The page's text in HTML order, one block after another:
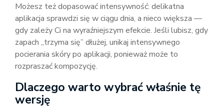
Możesz też dopasować intensywność: delikatna
aplikacja sprawdzi się w ciągu dnia, a nieco większa —
gdy zależy Ci na wyraźniejszym efekcie. Jeśli lubisz, gdy
zapach „trzyma się” dłużej, unikaj intensywnego
pocierania skóry po aplikacji, ponieważ może to
rozpraszać kompozycję.
Dlaczego warto wybrać właśnie tę
wersję